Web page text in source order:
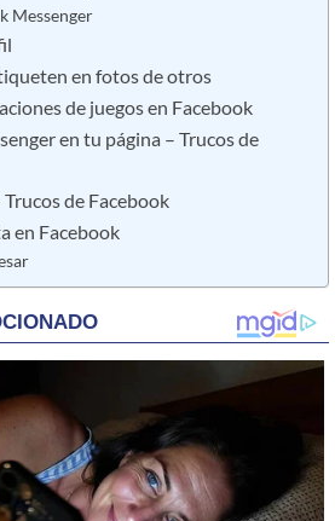
Messenger
en fotos de otros
de juegos en Facebook
en tu página – Trucos de
de Facebook
en Facebook